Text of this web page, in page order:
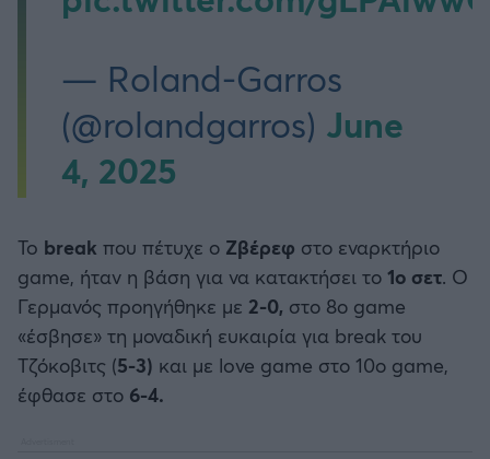
— Roland-Garros
(@rolandgarros) June
4, 2025
To break που πέτυχε ο Ζβέρεφ στο εναρκτήριο
game, ήταν η βάση για να κατακτήσει το 1ο σετ. Ο
Γερμανός προηγήθηκε με 2-0, στο 8ο game
«έσβησε» τη μοναδική ευκαιρία για break του
Τζόκοβιτς (5-3) και με love game στο 10ο game,
έφθασε στο 6-4.